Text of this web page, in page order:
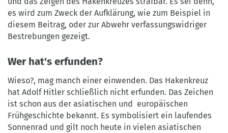
es wird zum Zweck der Aufklärung, wie zum Beispiel in
diesem Beitrag, oder zur Abwehr verfassungswidriger
Bestrebungen gezeigt.
Wer hat's erfunden?
Wieso?, mag manch einer einwenden. Das Hakenkreuz
hat Adolf Hitler schließlich nicht erfunden. Das Zeichen
ist schon aus der asiatischen und europäischen
Frühgeschichte bekannt. Es symbolisiert ein laufendes
Sonnenrad und gilt noch heute in vielen asiatischen